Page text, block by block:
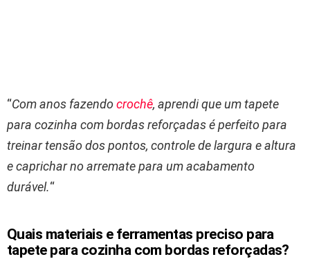
“Com anos fazendo crochê, aprendi que um tapete
para cozinha com bordas reforçadas é perfeito para
treinar tensão dos pontos, controle de largura e altura
e caprichar no arremate para um acabamento
durável.“
Quais materiais e ferramentas preciso para
tapete para cozinha com bordas reforçadas?